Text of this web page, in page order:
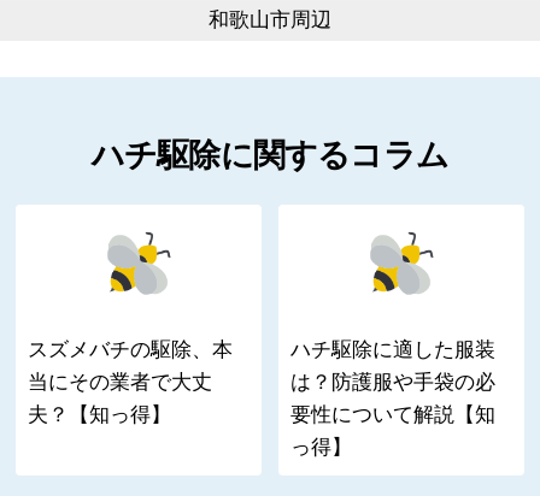
和歌山市周辺
ハチ駆除に関するコラム
スズメバチの駆除、本
当にその業者で大丈
夫？【知っ得】
ハチ駆除に適した服装
は？防護服や手袋の必
要性について解説【知
っ得】